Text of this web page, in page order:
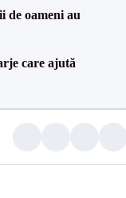
de oameni au
care ajută